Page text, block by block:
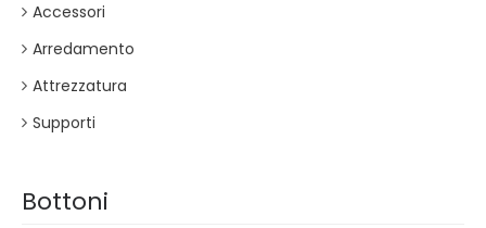
Accessori
Arredamento
Attrezzatura
Supporti
Bottoni